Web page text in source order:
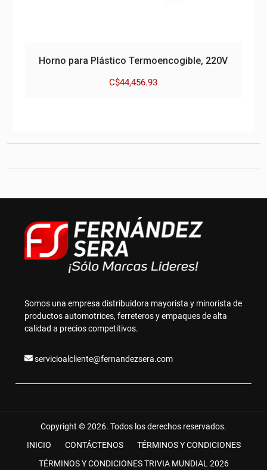
Horno para Plástico Termoencogible, 220V
C$44,456.93
Somos una empresa distribuidora mayorista y minorista de
productos automotrices, ferreteros y empaques de alta
calidad a precios competitivos.
servicioalcliente@fernandezsera.com
Copyright © 2026. Todos los derechos reservados.
INICIO
CONTÁCTENOS
TÉRMINOS Y CONDICIONES
TÉRMINOS Y CONDICIONES TRIVIA MUNDIAL 2026